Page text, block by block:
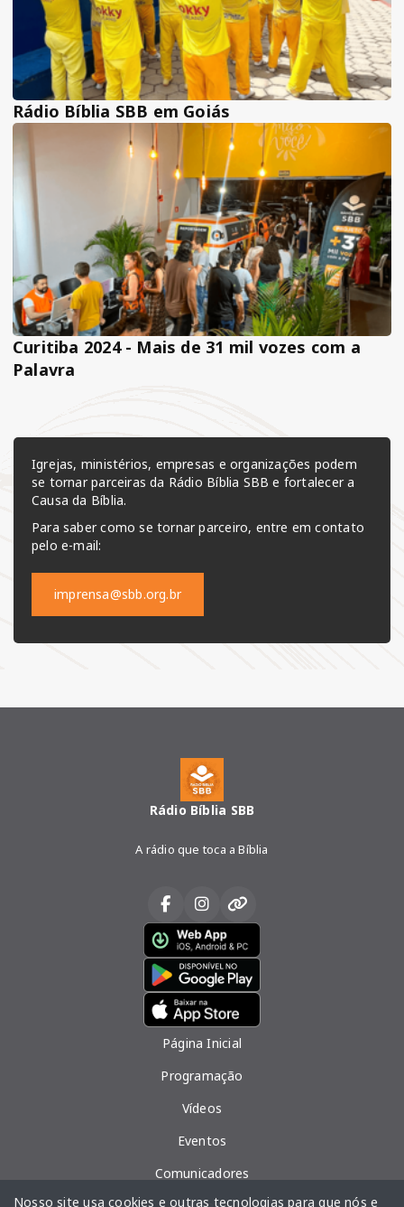
Rádio Bíblia SBB em Goiás
Curitiba 2024 - Mais de 31 mil vozes com a
Palavra
Igrejas, ministérios, empresas e organizações podem
se tornar parceiras da Rádio Bíblia SBB e fortalecer a
Causa da Bíblia.
Para saber como se tornar parceiro, entre em contato
pelo e-mail:
imprensa@sbb.org.br
Rádio Bíblia SBB
A rádio que toca a Bíblia
Página Inicial
Programação
Vídeos
Eventos
Comunicadores
Nosso site usa cookies e outras tecnologias para que nós e